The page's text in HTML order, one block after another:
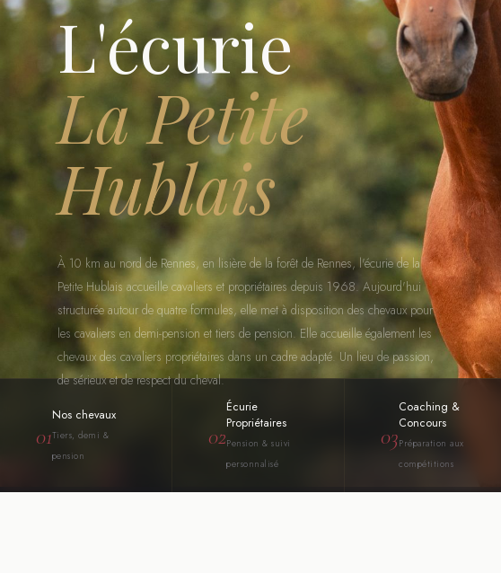
L'écurie
La Petite
Hublais
À 10 km au nord de Rennes, en lisière de la forêt de Rennes, l'écurie de la
Petite Hublais accueille cavaliers et propriétaires depuis 1968. Aujourd'hui
structurée autour de quatre formules, elle met à disposition des chevaux pour
les cavaliers en demi-pension et tiers de pension. Elle accueille également les
chevaux des cavaliers propriétaires dans un cadre adapté. Un lieu de passion,
de sérieux et de respect du cheval.
01
Nos chevaux
Tiers, demi &
pension
02
Écurie
Propriétaires
Pension & suivi
personnalisé
03
Coaching &
Concours
Préparation aux
compétitions